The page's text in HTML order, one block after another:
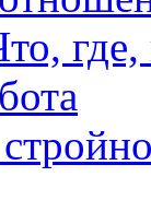
где,